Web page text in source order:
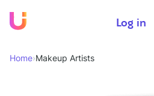
Log in
Home›Makeup Artists